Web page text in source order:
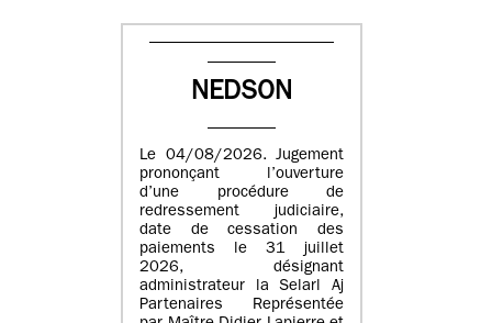
NEDSON
Le 04/08/2026. Jugement
prononçant l’ouverture
d’une procédure de
redressement judiciaire,
date de cessation des
paiements le 31 juillet
2026, désignant
administrateur la Selarl Aj
Partenaires Représentée